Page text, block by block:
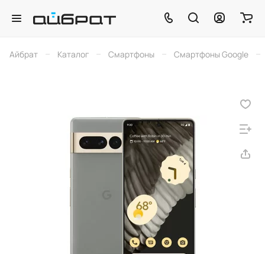
Айбрат – Каталог – Смартфоны – Смартфоны Google –